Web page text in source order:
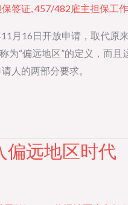
签证,457/482雇主担保工
月16日开放申请，取代原
为“偏远地区”的定义，而
人的两部分要求。
偏远地区时代